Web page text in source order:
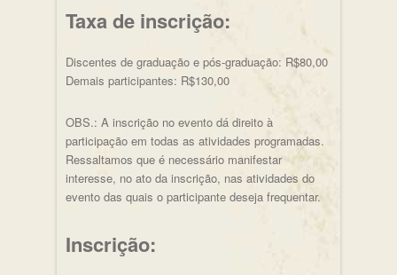
Taxa de inscrição:
Discentes de graduação e pós-graduação: R$80,00
Demais participantes: R$130,00
OBS.: A inscrição no evento dá direito à
participação em todas as atividades programadas.
Ressaltamos que é necessário manifestar
interesse, no ato da inscrição, nas atividades do
evento das quais o participante deseja frequentar.
Inscrição: